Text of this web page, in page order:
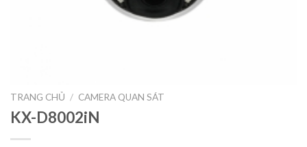
TRANG CHỦ / CAMERA QUAN SÁT
KX-D8002iN